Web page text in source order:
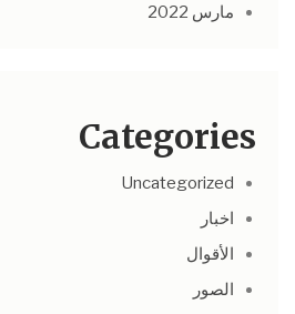
مارس 2022
Categories
Uncategorized
اخبار
الأقوال
الصور